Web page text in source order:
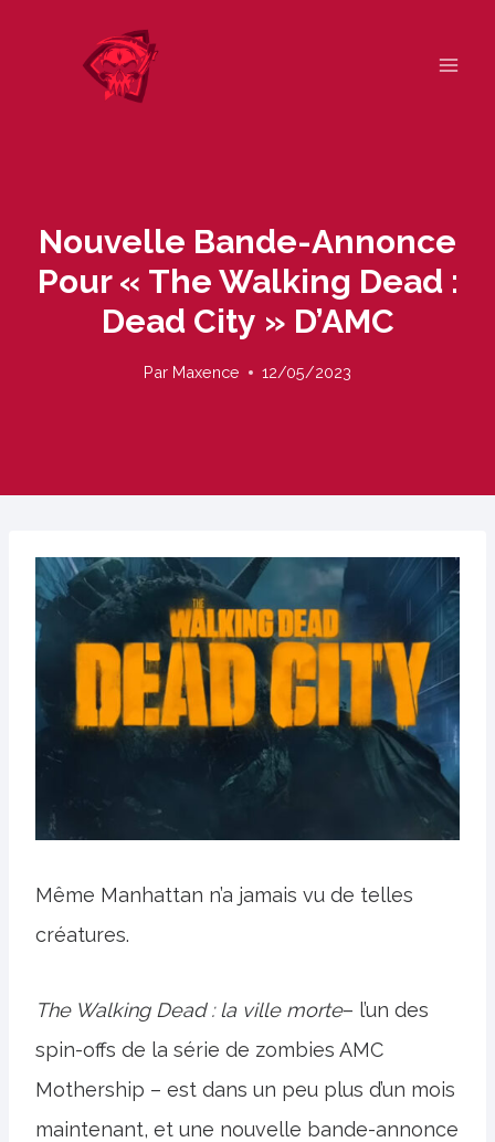
Nouvelle Bande-Annonce
Pour « The Walking Dead :
Dead City » D’AMC
Par Maxence 12/05/2023
Même Manhattan n’a jamais vu de telles
créatures.
The Walking Dead : la ville morte– l’un des
spin-offs de la série de zombies AMC
Mothership – est dans un peu plus d’un mois
maintenant, et une nouvelle bande-annonce